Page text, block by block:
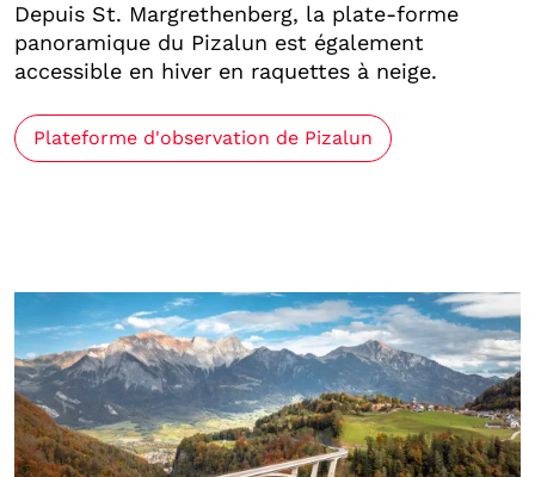
Depuis St. Margrethenberg, la plate-forme
panoramique du Pizalun est également
accessible en hiver en raquettes à neige.
Plateforme d'observation de Pizalun